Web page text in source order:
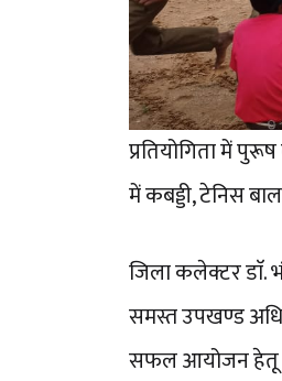
प्रतियोगिता में
में कबड्डी, टेनिस
जिला कलेक्टर डाॅ.
समस्त उपखण्ड
सफल आयोजन हेतू